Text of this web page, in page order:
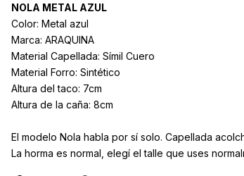
NOLA METAL AZUL
Color: Metal azul
Marca: ARAQUINA
Material Capellada: Símil Cuero
Material Forro: Sintético
Altura del taco: 7cm
Altura de la caña: 8cm
El modelo Nola habla por sí solo. Capellada
La horma es normal, elegí el talle que uses